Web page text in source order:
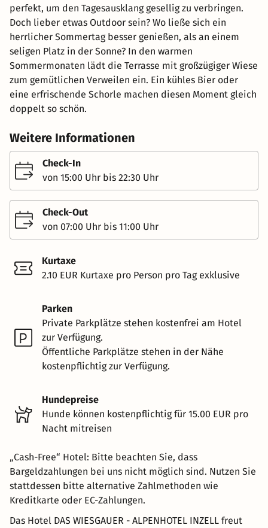
perfekt, um den Tagesausklang gesellig zu verbringen.
Doch lieber etwas Outdoor sein? Wo ließe sich ein
herrlicher Sommertag besser genießen, als an einem
seligen Platz in der Sonne? In den warmen
Sommermonaten lädt die Terrasse mit großzügiger Wiese
zum gemütlichen Verweilen ein. Ein kühles Bier oder
eine erfrischende Schorle machen diesen Moment gleich
doppelt so schön.
Weitere Informationen
Check-In
von 15:00 Uhr bis 22:30 Uhr
Check-Out
von 07:00 Uhr bis 11:00 Uhr
Kurtaxe
2.10 EUR Kurtaxe pro Person pro Tag exklusive
Parken
Private Parkplätze stehen kostenfrei am Hotel
zur Verfügung.
Öffentliche Parkplätze stehen in der Nähe
kostenpflichtig zur Verfügung.
Hundepreise
Hunde können kostenpflichtig für 15.00 EUR pro
Nacht mitreisen
„Cash-Free“ Hotel: Bitte beachten Sie, dass
Bargeldzahlungen bei uns nicht möglich sind. Nutzen Sie
stattdessen bitte alternative Zahlmethoden wie
Kreditkarte oder EC-Zahlungen.
Das Hotel DAS WIESGAUER - ALPENHOTEL INZELL freut